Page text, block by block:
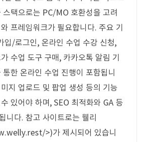
스택으로는 PC/MO 호환성을 고려
프레임워크가 필요합니다. 주요 기
입/로그인, 온라인 수업 수강 신청,
수업 도구 구매, 카카오톡 알림 기
한 온라인 수업 진행이 포함됩니
지 업로드 및 팝업 생성 등의 기능
있어야 하며, SEO 최적화와 GA 등
니다. 참고 사이트로는 웰리
>)가 제시되어 있습니